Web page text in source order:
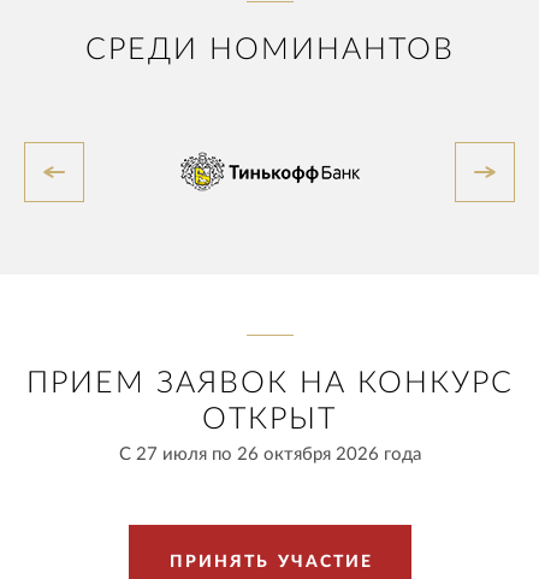
СРЕДИ НОМИНАНТОВ
ПРИЕМ ЗАЯВОК НА КОНКУРС
ОТКРЫТ
С 27 июля по 26 октября 2026 года
П Р И Н Я Т Ь УЧ АСТ И Е